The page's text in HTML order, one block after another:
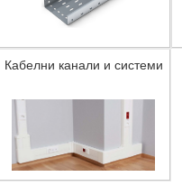
Кабелни канали и системи